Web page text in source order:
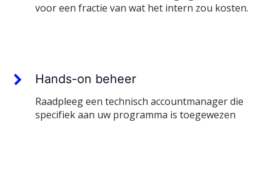
voor een fractie van wat het intern zou kosten.
Hands-on beheer
Raadpleeg een technisch accountmanager die
specifiek aan uw programma is toegewezen